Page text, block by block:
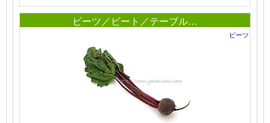
ビーツ／ビート／テーブル…
ビーツ